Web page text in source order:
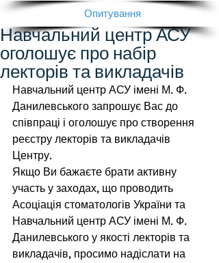
Опитування
Навчальний центр АСУ
оголошує про набір
лекторів та викладачів
Навчальний центр АСУ імені М. Ф.
Данилевського запрошує Вас до
співпраці і оголошує про створення
реєстру лекторів та викладачів
Центру.
Якщо Ви бажаєте брати активну
участь у заходах, що проводить
Асоціація стоматологів України та
Навчальний центр АСУ імені М. Ф.
Данилевського у якості лекторів та
викладачів, просимо надіслати на